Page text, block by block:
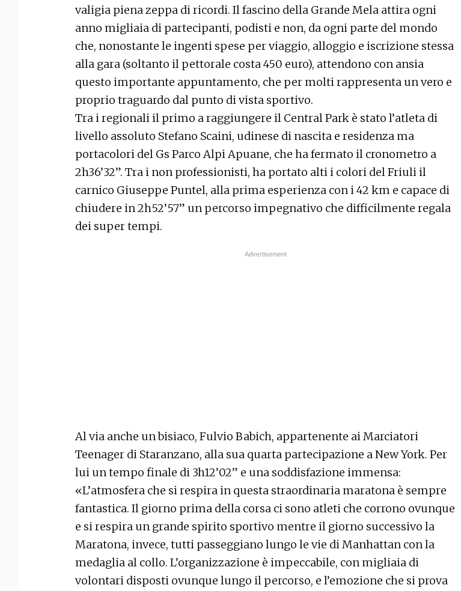
valigia piena zeppa di ricordi. Il fascino della Grande Mela attira ogni
anno migliaia di partecipanti, podisti e non, da ogni parte del mondo
che, nonostante le ingenti spese per viaggio, alloggio e iscrizione stessa
alla gara (soltanto il pettorale costa 450 euro), attendono con ansia
questo importante appuntamento, che per molti rappresenta un vero e
proprio traguardo dal punto di vista sportivo.
Tra i regionali il primo a raggiungere il Central Park è stato l’atleta di
livello assoluto Stefano Scaini, udinese di nascita e residenza ma
portacolori del Gs Parco Alpi Apuane, che ha fermato il cronometro a
2h36’32”. Tra i non professionisti, ha portato alti i colori del Friuli il
carnico Giuseppe Puntel, alla prima esperienza con i 42 km e capace di
chiudere in 2h52’57” un percorso impegnativo che difficilmente regala
dei super tempi.
Al via anche un bisiaco, Fulvio Babich, appartenente ai Marciatori
Teenager di Staranzano, alla sua quarta partecipazione a New York. Per
lui un tempo finale di 3h12’02” e una soddisfazione immensa:
«L’atmosfera che si respira in questa straordinaria maratona è sempre
fantastica. Il giorno prima della corsa ci sono atleti che corrono ovunque
e si respira un grande spirito sportivo mentre il giorno successivo la
Maratona, invece, tutti passeggiano lungo le vie di Manhattan con la
medaglia al collo. L’organizzazione è impeccabile, con migliaia di
volontari disposti ovunque lungo il percorso, e l’emozione che si prova